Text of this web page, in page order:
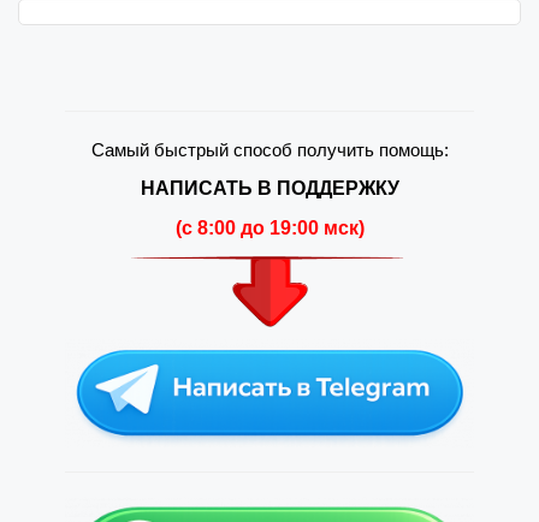
Самый быстрый способ получить помощь:
НАПИСАТЬ В ПОДДЕРЖКУ
(c 8:00 до 19:00 мск)